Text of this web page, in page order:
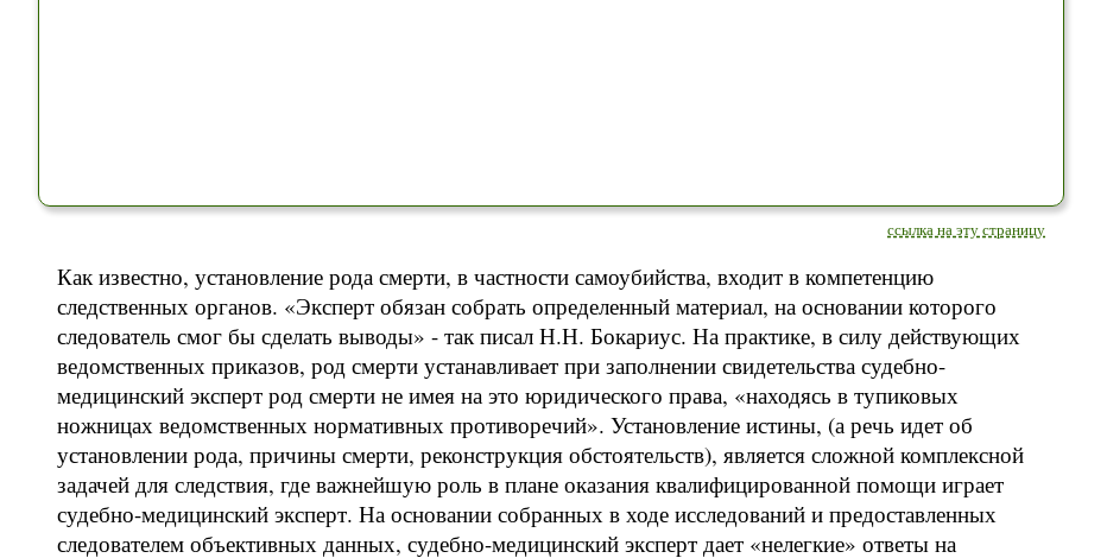
ссылка на эту страницу
Как известно, установление рода смерти, в частности самоубийства, входит в компетенцию
следственных органов. «Эксперт обязан собрать определенный материал, на основании которого
следователь смог бы сделать выводы» - так писал Н.Н. Бокариус. На практике, в силу действующих
ведомственных приказов, род смерти устанавливает при заполнении свидетельства судебно-
медицинский эксперт род смерти не имея на это юридического права, «находясь в тупиковых
ножницах ведомственных нормативных противоречий». Установление истины, (а речь идет об
установлении рода, причины смерти, реконструкция обстоятельств), является сложной комплексной
задачей для следствия, где важнейшую роль в плане оказания квалифицированной помощи играет
судебно-медицинский эксперт. На основании собранных в ходе исследований и предоставленных
следователем объективных данных, судебно-медицинский эксперт дает «нелегкие» ответы на